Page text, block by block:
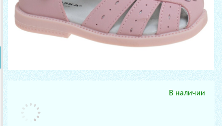
В наличии